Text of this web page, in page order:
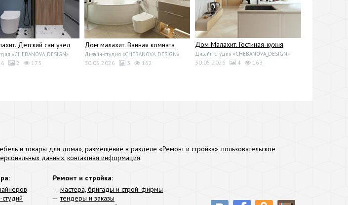
Детский сан узел
«CHEBANOVA_DESIGN»
2 173
Дом малахит. Ванная комната
Дизайн-студия «CHEBANOVA_DESIGN»
30.05.2026 3 162
Дом Малахит. Гостиная-кухня
Дизайн-студия «CHEBANOVA_DESIGN»
30.05.2026 4 163
и товары для дома», размещение в разделе «Ремонт и стройка», пользовательское
данных, контактная информация.
студий
Ремонт и стройка:
мастера, бригады и строй. фирмы
тендеры и заказы